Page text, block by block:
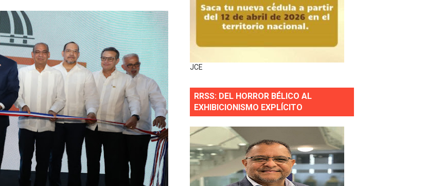
y fortaleciendo la frontera dominicana
y recupera terrenos en zonas protegidas del país
entrega compensación a comerciantes impactados por la obra vial, en cumplimiento de un
y protege el agua mediante Jornada de Reforestación en Manabao
de combustibles y 46 millones de mercancías en lo que va de año
57 millones en segunda subasta pública del año
con jornada asistencial de Desarrollo de la Comunidad y Ejército RD
seguir en la Presidencia de la Suprema Corte de Justicia.
JCE
RRSS: DEL HORROR BÉLICO AL
EXHIBICIONISMO EXPLÍCITO